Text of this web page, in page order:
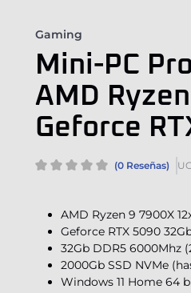
Gaming
Mini-PC
AMD
Geforce
(0 Reseñas)
AMD Ryzen 9 7900X
Geforce RTX 5090
32Gb DDR5 6000Mhz
2000Gb SSD NVMe
Windows 11 Home 64